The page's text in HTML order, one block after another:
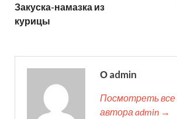
Закуска-намазка из
курицы
О admin
Посмотреть все
автора admin →